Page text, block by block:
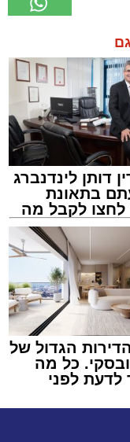
דותן לינדנברג
בתאונת
לחצו לקבל מה
לכם
הגדול של
כל מה
לדעת לפני